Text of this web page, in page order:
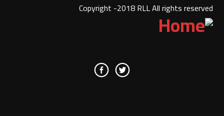
Copyright -2018 RLL All rights reserved